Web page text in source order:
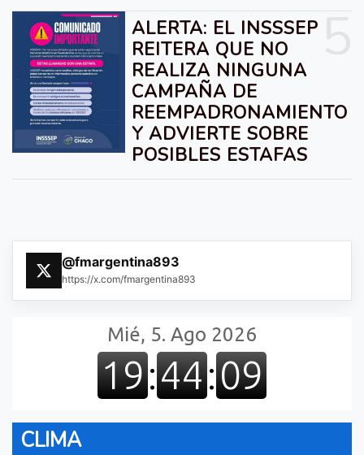
ALERTA: EL INSSSEP
REITERA QUE NO
REALIZA NINGUNA
CAMPAÑA DE
REEMPADRONAMIENTO
Y ADVIERTE SOBRE
POSIBLES ESTAFAS
@fmargentina893
https://x.com/fmargentina893
CLIMA